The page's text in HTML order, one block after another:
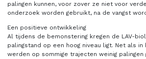
palingen kunnen, voor zover ze niet voor
onderzoek worden gebruikt, na de vangst
Een positieve ontwikkeling
Al tijdens de bemonstering kregen de LAV-
palingstand op een hoog niveau ligt. Net als in
werden op sommige trajecten weinig palingen